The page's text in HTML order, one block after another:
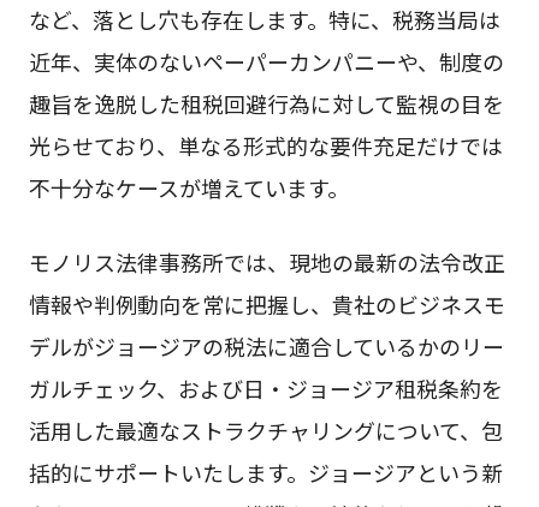
など、落とし穴も存在します。特に、税務当局は
近年、実体のないペーパーカンパニーや、制度の
趣旨を逸脱した租税回避行為に対して監視の目を
光らせており、単なる形式的な要件充足だけでは
不十分なケースが増えています。
モノリス法律事務所では、現地の最新の法令改正
情報や判例動向を常に把握し、貴社のビジネスモ
デルがジョージアの税法に適合しているかのリー
ガルチェック、および日・ジョージア租税条約を
活用した最適なストラクチャリングについて、包
括的にサポートいたします。ジョージアという新